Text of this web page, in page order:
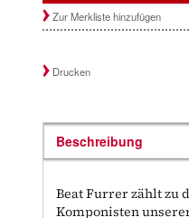
Zur Merkliste hinzufügen
Drucken
Beschreibung
Beat Furrer zählt zu
Komponisten